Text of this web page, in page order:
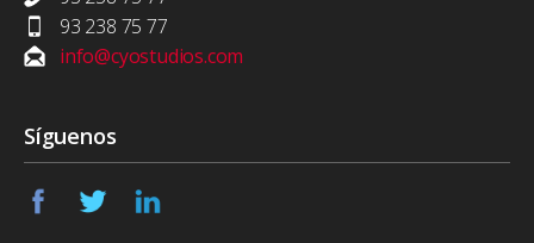
93 238 75 77
info@cyostudios.com
Síguenos